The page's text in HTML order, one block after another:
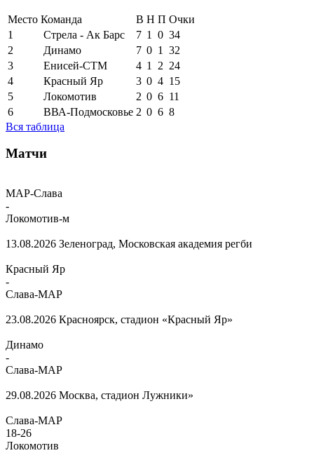
Место Команда В Н П Очки
1
Стрела - Ак Барс 7 1 0 34
2
Динамо 7 0 1
32
3
Енисей-СТМ 4 1 2 24
4
Красный Яр 3 0 4 15
5
Локомотив 2 0 6 11
6
ВВА-Подмосковье 2 0 6 8
Вся таблица
Матчи
МАР-Слава
-
Локомотив-м
13.08.2026 Зеленоград, Московская академия регби
Красный Яр
-
Слава-МАР
23.08.2026 Красноярск, стадион «Красный Яр»
Динамо
-
Слава-МАР
29.08.2026 Москва, стадион Лужники»
Слава-МАР
18-26
Локомотив